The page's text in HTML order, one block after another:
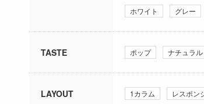
ホワイト グレー
TASTE ポップ ナチュラル
LAYOUT 1カラム レスポン